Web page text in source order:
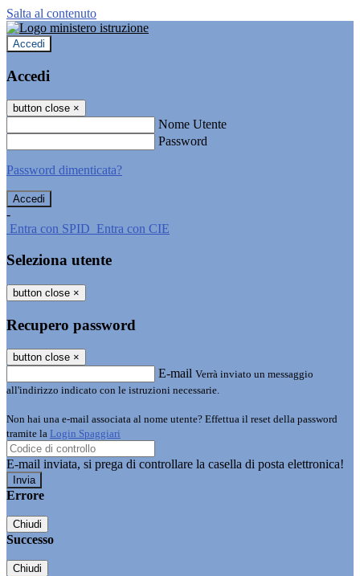
Salta al contenuto
Accedi
Accedi
button close ×
Nome Utente
Password
Password dimenticata?
-
Entra con SPID Entra con CIE
Seleziona utente
button close ×
Recupero password
button close ×
E-mail Verrà inviato un messaggio
all'indirizzo indicato con le istruzioni necessarie.
Non hai una e-mail associata al nome utente? Effettua il reset della password
tramite la Login Spaggiari
E-mail inviata, si prega di controllare la casella di posta elettronica!
Errore
Chiudi
Successo
Chiudi